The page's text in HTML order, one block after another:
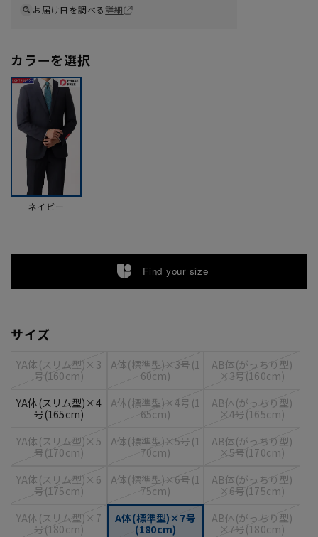
お届け日を調べる詳細
カラーを選択
ネイビー
Find your size
サイズ
YA体(スリム型)×3
号(160cm)
A体(標準型)×3号(1
60cm)
AB体(がっちり型)
×3号(160cm)
YA体(スリム型)×4
号(165cm)
A体(標準型)×4号(1
65cm)
AB体(がっちり型)
×4号(165cm)
YA体(スリム型)×5
号(170cm)
A体(標準型)×5号(1
70cm)
AB体(がっちり型)
×5号(170cm)
YA体(スリム型)×6
号(175cm)
A体(標準型)×6号(1
75cm)
AB体(がっちり型)
×6号(175cm)
YA体(スリム型)×7
号(180cm)
A体(標準型)×7号
(180cm)
AB体(がっちり型)
×7号(180cm)